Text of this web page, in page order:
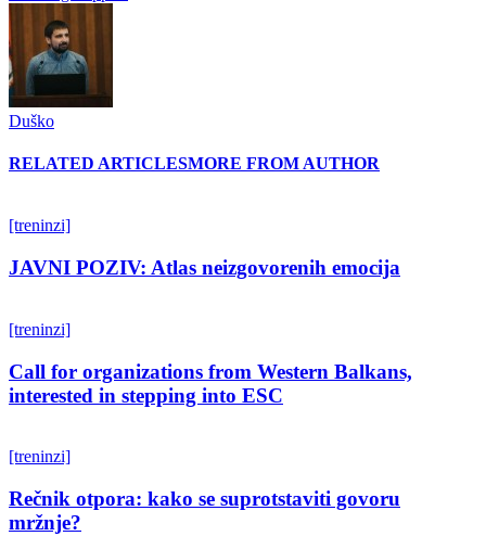
Duško
RELATED ARTICLESMORE FROM AUTHOR
[treninzi]
JAVNI POZIV: Atlas neizgovorenih emocija
[treninzi]
Call for organizations from Western Balkans,
interested in stepping into ESC
[treninzi]
Rečnik otpora: kako se suprotstaviti govoru
mržnje?